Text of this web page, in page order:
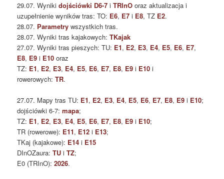
29.07. Wynikidojściówki D6-7 iTRInO oraz aktualizacja i
uzupełnienie wyników tras: TO: E6, E7 i E8, TZ E2.
28.07. Parametry wszystkich tras.
28.07. Wyniki tras kajakowych:TKajak
27.07. Wyniki tras pieszych: TU: E1, E2, E3, E4, E5, E6, E7,
E8, E9 i E10 oraz
TZ: E1, E2, E3, E4, E5, E6, E7, E8, E9 i E10 i
rowerowych:TR.
27.07. Mapy tras TU: E1, E2, E3, E4, E5, E6, E7, E8, E9 i E10;
dojściówki 6-7:mapa;
TZ: E1, E2, E3, E4, E5, E6, E7, E8, E9 i E10;
TR (rowerowe): E11, E12 i E13;
TKaj (kajakowe): E14 i E15
DInOZaura:TU iTZ;
E0 (TRInO):2026.